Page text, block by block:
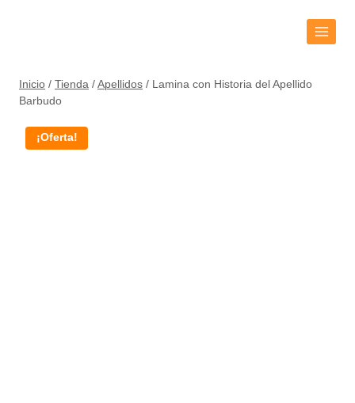
Inicio / Tienda / Apellidos / Lamina con Historia del Apellido
Barbudo
¡Oferta!